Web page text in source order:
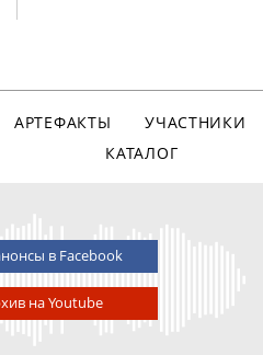
АРТЕФАКТЫ
УЧАСТНИКИ
КАТАЛОГ
в Facebook
на Youtube